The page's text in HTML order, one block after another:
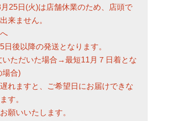
25日(火)は店舗休業のため、店頭で
来ません。
日後以降の発送となります。
いただいた場合→最短11月７日着とな
場合)
れますと、ご希望日にお届けできな
す。
願いいたします。